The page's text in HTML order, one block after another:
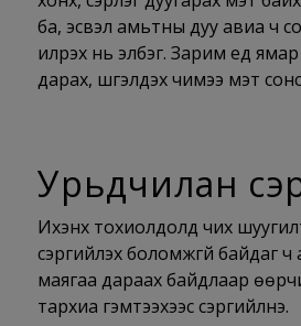
ба, эсвэл амьтны дуу авиа ч
илрэх нь элбэг. Зарим үед ямар
дарах, шүгэлдэх чимээ мэт
Урьдчилан
Ихэнх тохиолдолд чих
сэргийлэх боломжгүй байдаг
маягаа дараах байдлаар
тархиа гэмтээхээс сэргийлнэ.